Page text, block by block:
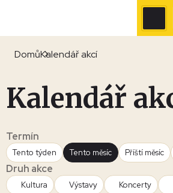
DomůKalendář akcí
Kalendář
Termín
Tento týden Tento měsíc Příští měsíc
Druh akce
Kultura Výstavy Koncerty